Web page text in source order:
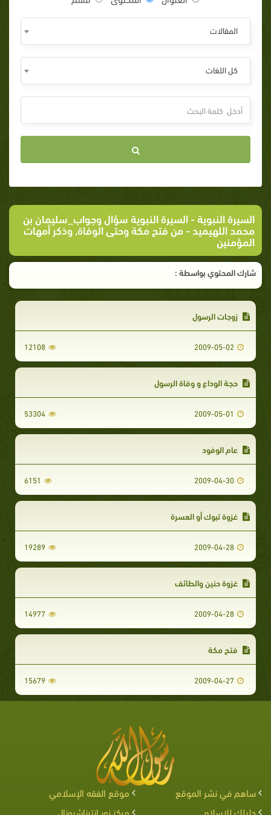
المقالات
كل اللغات
السيرة النبوية-السيرة النبوية سؤال وجواب_سليمان بن
محمد اللهيميد - من فتح مكة وحتى الوفاة, وذكر أمهات
المؤمنين
شارك المحتوي بواسطة :
زوجات الرسول
2009-05-02
12108
حجة الوداع و وفاة الرسول
2009-05-01
53304
عام الوفود
2009-04-30
6151
غزوة تبوك أو العسرة
2009-04-28
19289
غزوة حنين والطائف
2009-04-28
14977
فتح مكة
2009-04-27
15679
ساهم في نشر الموقع
موقع الفقه الإسلامي
دليلك للإسلام
مركز نور إنترناشيونال